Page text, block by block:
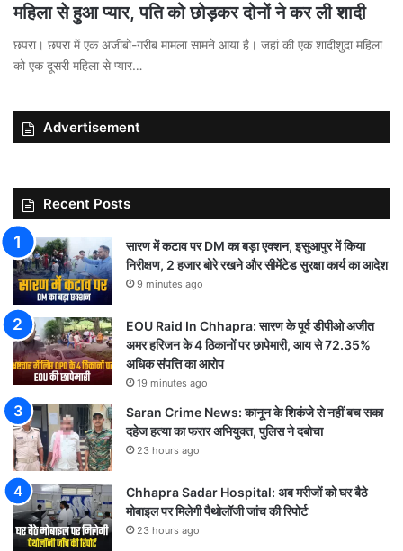
महिला से हुआ प्यार, पति को छोड़कर दोनों ने कर ली शादी
छपरा। छपरा में एक अजीबो-गरीब मामला सामने आया है। जहां की एक शादीशुदा महिला
को एक दूसरी महिला से प्यार…
Advertisement
Recent Posts
सारण में कटाव पर DM का बड़ा एक्शन, इसुआपुर में किया
निरीक्षण, 2 हजार बोरे रखने और सीमेंटेड सुरक्षा कार्य का आदेश
9 minutes ago
EOU Raid In Chhapra: सारण के पूर्व डीपीओ अजीत
अमर हरिजन के 4 ठिकानों पर छापेमारी, आय से 72.35%
अधिक संपत्ति का आरोप
19 minutes ago
Saran Crime News: कानून के शिकंजे से नहीं बच सका
दहेज हत्या का फरार अभियुक्त, पुलिस ने दबोचा
23 hours ago
Chhapra Sadar Hospital: अब मरीजों को घर बैठे
मोबाइल पर मिलेगी पैथोलॉजी जांच की रिपोर्ट
23 hours ago